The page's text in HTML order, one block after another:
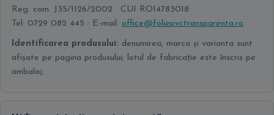
Reg. com. J35/1126/2002 · CUI RO14783018
Tel: 0729 082 445 · E-mail: office@foliepvctransparenta.ro
Identificarea produsului: denumirea, marca și varianta sunt
afișate pe pagina produsului; lotul de fabricație este înscris pe
ambalaj.